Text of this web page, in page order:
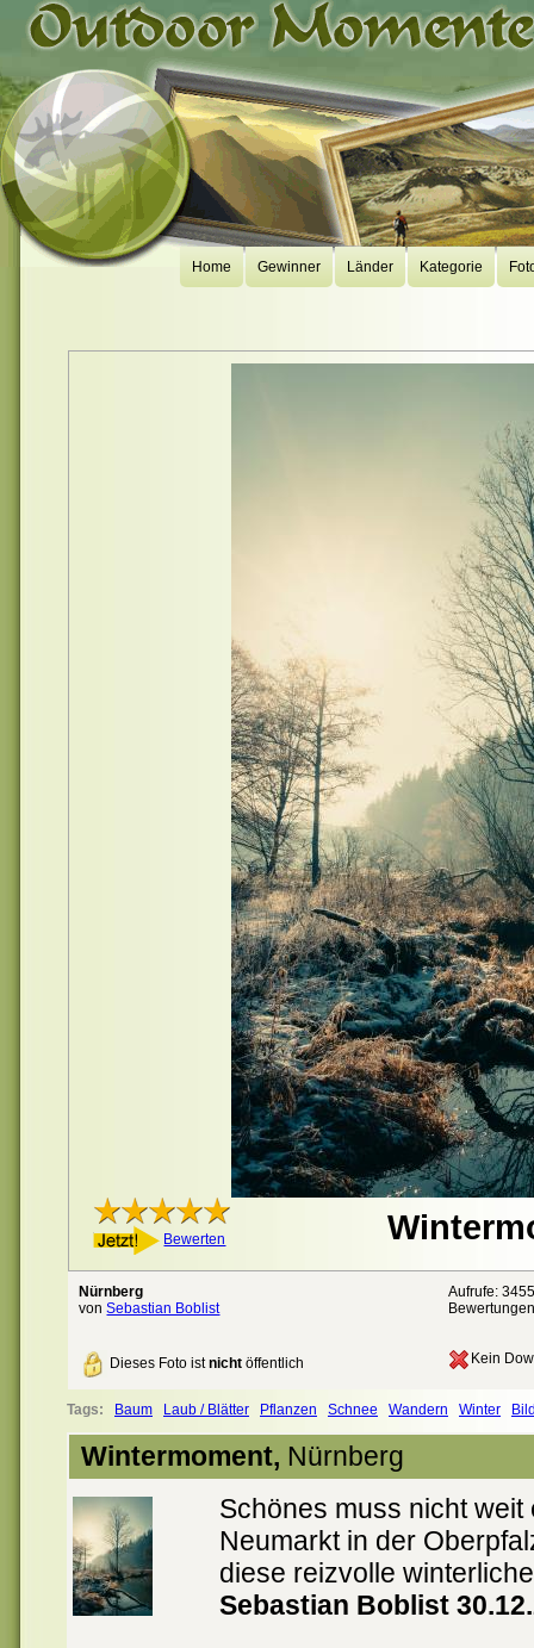
Home Gewinner Länder Kategorie
Bewerten
Nürnberg
vonSebastian Boblist
Aufrufe:
Dieses Foto istnicht öffentlich Kein
Tags: Baum Laub / Blätter Pflanzen Schnee Wandern Winter
Wintermoment, Nürnberg
Schönes muss nicht
Neumarkt in der
diese reizvolle
Sebastian Boblist